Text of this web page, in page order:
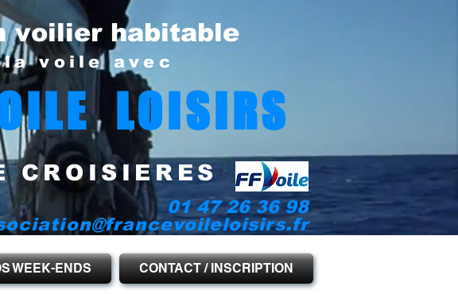
voilier habitable
voile avec
LOISIRS
CROISIERES
01 47 26 36 98
WEEK-ENDS CONTACT / INSCRIPTION